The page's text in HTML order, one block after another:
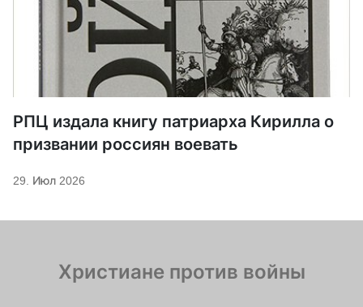
РПЦ издала книгу патриарха Кирилла о
призвании россиян воевать
29. Июл 2026
Христиане против войны